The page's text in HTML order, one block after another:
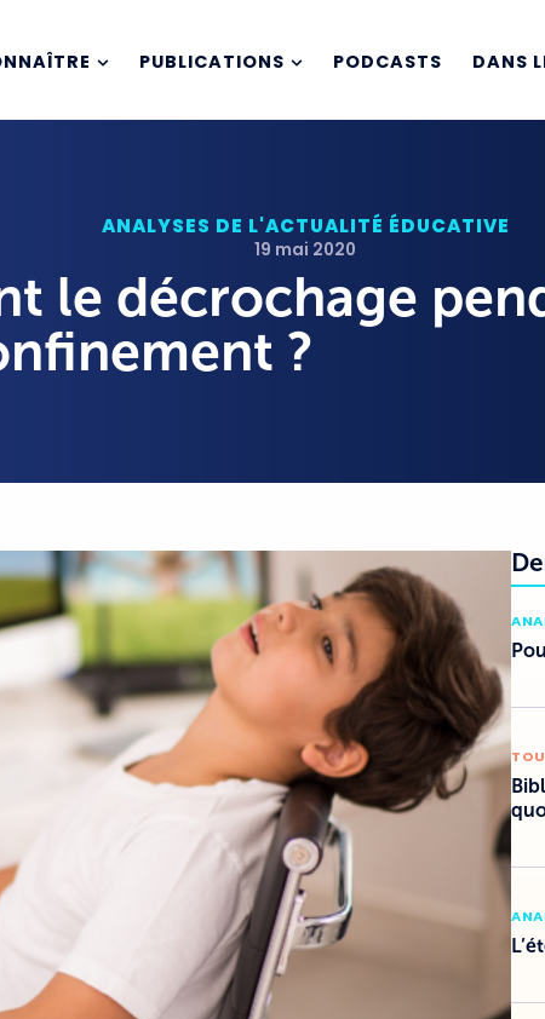
PUBLICATIONS PODCASTS DANS
ANALYSES DE L'ACTUALITÉ ÉDUCATIVE
19 mai 2020
le décrochage
?